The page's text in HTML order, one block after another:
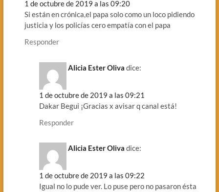
1 de octubre de 2019 a las 09:20
Si están en crónica,el papa solo como un loco pidiendo
justicia y los policías cero empatía con el papa
Responder
Alicia Ester Oliva dice:
1 de octubre de 2019 a las 09:21
Dakar Begui ¡Gracias x avisar q canal está!
Responder
Alicia Ester Oliva dice:
1 de octubre de 2019 a las 09:22
Igual no lo pude ver. Lo puse pero no pasaron ésta